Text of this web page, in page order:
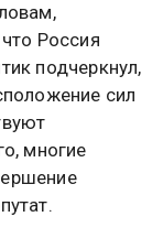
Россия
подчеркнул,
сил
многие